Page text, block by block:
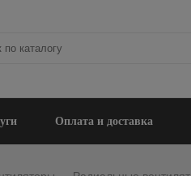
Оплата и доставка